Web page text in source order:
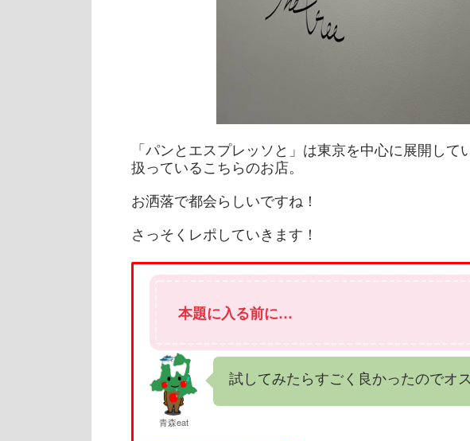
「パンとエスプレッソと」は東京を中心に展開し
扱っているこちらのお店。
お洒落で都会らしいですね！
さっそくレポしていきます！
本題に入る前に…
青森eat
試してみたらすごく良かったのでオ